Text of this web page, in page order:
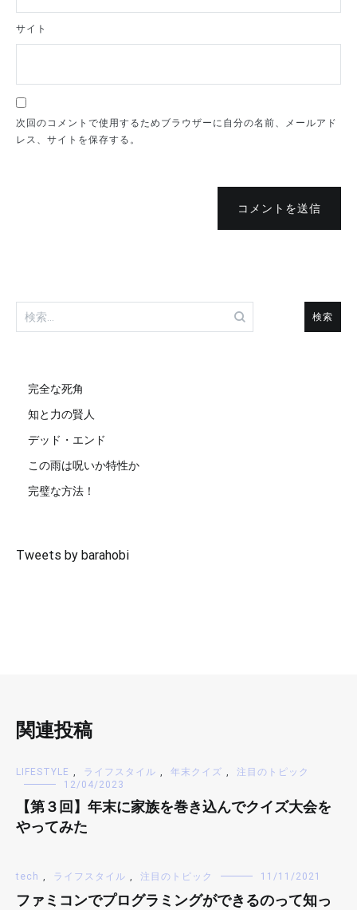
サイト
次回のコメントで使用するためブラウザーに自分の名前、メールアド
レス、サイトを保存する。
コメントを送信
検
索:
完全な死角
知と力の賢人
デッド・エンド
この雨は呪いか特性か
完璧な方法！
Tweets by barahobi
関連投稿
LIFESTYLE , ライフスタイル , 年末クイズ ,
注目のトピック
12/04/2023
【第３回】年末に家族を巻き込んでクイズ大会を
やってみた
tech , ライフスタイル , 注目のトピック 11/11/2021
ファミコンでプログラミングができるのって知っ